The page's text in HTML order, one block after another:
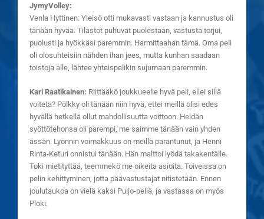
JymyVolley:
Venla Hyttinen: Yleisö otti mukavasti vastaan ja kannustus oli
tänään hyvää. Tilastot puhuvat puolestaan, vastusta torjui,
puolusti ja hyökkäsi paremmin. Harmittaahan tämä. Oma peli
oli olosuhteisiin nähden ihan jees, mutta kunhan saadaan
toistoja alle, lähtee yhteispelikin sujumaan paremmin.
Kari Raatikainen: Riittääkö joukkueelle hyvä peli, ellei sillä
voiteta? Pölkky oli tänään niin hyvä, ettei meillä olisi edes
hyvällä hetkellä ollut mahdollisuutta voittoon. Heidän
syöttötehonsa oli parempi, me saimme tänään vain yhden
ässän. Lyönnin voimakkuus on meillä parantunut, ja Henni
Rinta-Keturi onnistui tänään. Hän malttoi lyödä takakentälle.
Toki mietityttää, teemmekö me oikeita asioita. Toiveissa on
pelin kehittyminen, jotta päävastustajat nitistetään. Ennen
joulutaukoa on vielä kaksi Puijo-peliä, ja vastassa on myös
Ploki.